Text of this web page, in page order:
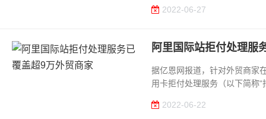
2022-06-27
阿里国际站拒付处理服
据亿恩网报道，针对外贸商家
用卡拒付处理服务（以下简称
2022-06-22